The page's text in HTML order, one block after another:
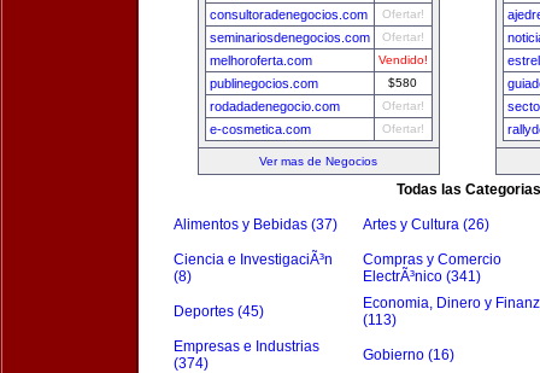
consultoradenegocios.com Ofertar!
seminariosdenegocios.com Ofertar!
melhoroferta.com Vendido!
publinegocios.com $580
rodadadenegocio.com Ofertar!
e-cosmetica.com Ofertar!
Ver mas de Negocios
Todas las Categorias
Alimentos y Bebidas (37) Artes y Cultura (26)
Ciencia e InvestigaciÃ³n
(8)
Compras y Comercio
ElectrÃ³nico (341)
Deportes (45)
Economia, Dinero y
(113)
Empresas e Industrias
(374)
Gobierno (16)